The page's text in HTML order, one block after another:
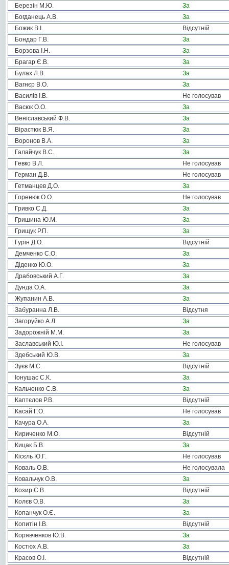
Березін М.Ю.
За
Богданець А.В.
За
Божик В.І.
Відсутній
Бондар Г.В.
За
Борзова І.Н.
За
Брагар Є.В.
За
Булах Л.В.
За
Вагнєр В.О.
За
Василів І.В.
Не голосував
Васюк О.О.
За
Веніславський Ф.В.
За
Вірастюк В.Я.
За
Воронов В.А.
За
Галайчук В.С.
За
Гевко В.Л.
Не голосував
Герман Д.В.
Не голосував
Гетманцев Д.О.
За
Горенюк О.О.
Не голосував
Гривко С.Д.
За
Гришина Ю.М.
За
Грищук Р.П.
За
Гурін Д.О.
Відсутній
Демченко С.О.
За
Діденко Ю.О.
За
Драбовський А.Г.
За
Дунда О.А.
За
Жупанин А.В.
За
Забуранна Л.В.
Відсутня
Загоруйко А.Л.
За
Задорожній М.М.
За
Заславський Ю.І.
Не голосував
Здебський Ю.В.
За
Зуєв М.С.
Відсутній
Іонушас С.К.
За
Кальченко С.В.
За
Каптєлов Р.В.
Відсутній
Касай Г.О.
Не голосував
Качура О.А.
За
Кириченко М.О.
Відсутній
Кицак Б.В.
За
Кісєль Ю.Г.
Не голосував
Коваль О.В.
Не голосувала
Ковальчук О.В.
За
Козир С.В.
Відсутній
Колєв О.В.
За
Копанчук О.Є.
За
Копитін І.В.
Відсутній
Корявченков Ю.В.
За
Костюх А.В.
За
Красов О.І.
Відсутній